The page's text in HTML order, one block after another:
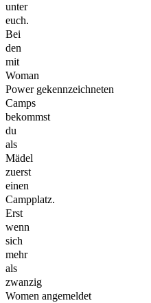
unter
euch.
Bei
den
mit
Woman
Power gekennzeichneten
Camps
bekommst
du
als
Mädel
zuerst
einen
Campplatz.
Erst
wenn
sich
mehr
als
zwanzig
Women angemeldet